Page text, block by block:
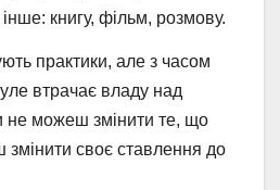
книгу, фільм, розмову.
практики, але з часом
втрачає владу над
не можеш змінити те, що
своє ставлення до